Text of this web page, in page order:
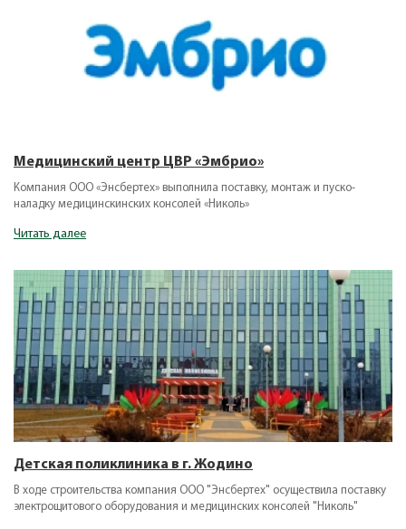
Медицинский центр ЦВР «Эмбрио»
Компания ООО «Энсбертех» выполнила поставку, монтаж и пуско-
наладку медицинскинских консолей «Николь»
Читать далее
Детская поликлиника в г. Жодино
В ходе строительства компания ООО "Энсбертех" осуществила поставку
электрощитового оборудования и медицинских консолей "Николь"